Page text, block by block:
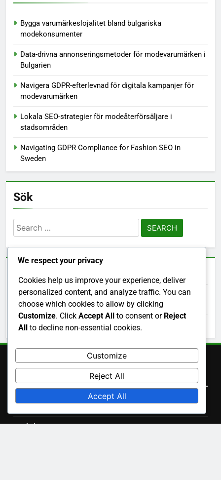
Bygga varumärkeslojalitet bland bulgariska
modekonsumenter
Data-drivna annonseringsmetoder för modevarumärken i
Bulgarien
Navigera GDPR-efterlevnad för digitala kampanjer för
modevarumärken
Lokala SEO-strategier för modeåterförsäljare i
stadsområden
Navigating GDPR Compliance for Fashion SEO in
Sweden
Sök
Search
for:
November 2025
October 2025
Cookies och spårning
Vår historia
We respect your privacy
Cookies help us improve your experience, deliver
personalized content, and analyze traffic. You can
choose which cookies to allow by clicking
Customize. Click Accept All to consent or Reject
All to decline non-essential cookies.
Customize
Reject All
Accept All